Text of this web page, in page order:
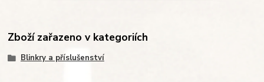
Zboží zařazeno v kategoriích
Blinkry a příslušenství